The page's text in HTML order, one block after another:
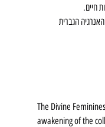
חיים.
הגברית
The Divine
awakening of the